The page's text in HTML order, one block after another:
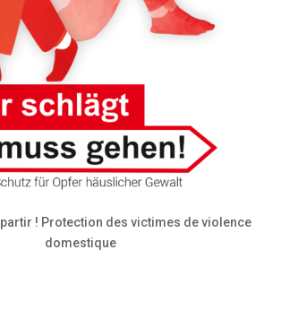
! Protection des victimes de violence
domestique